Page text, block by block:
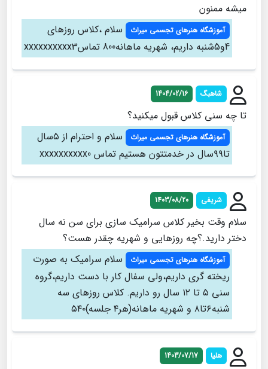
میشه ممنون
آموزشگاه هنرهای تجسمی میراث
سلام ،کلاس روزهای
4و5شنبه داریم، شهریه ماهانه800 تماسxxxxxxxxxx3
شاهبگ 1404/02/16
تا چه سنی کلاس قبول میکنید؟
آموزشگاه هنرهای تجسمی میراث
سلام و احترام از ۵سال
تا۹۹سال در خدمتتون هستیم تماس xxxxxxxxxx0
شریفی 1403/08/20
سلام وقت بخیر کلاس سرامیک سازی برای سن نه سال
دختر دارید.؟چه روزهایی و شهریه چقدر هست؟
آموزشگاه هنرهای تجسمی میراث
سلام سرامیک به صورت
ریخته گری داریم،ولی سفال کار با دست داریم،گروه
سنی ۵ تا ۱۲ سال رو داریم. کلاس روزهای سه
شنبه۶تا۸ و شهریه ماهانه(هر۴ جلسه)۵۴۰
هلیا 1403/07/17